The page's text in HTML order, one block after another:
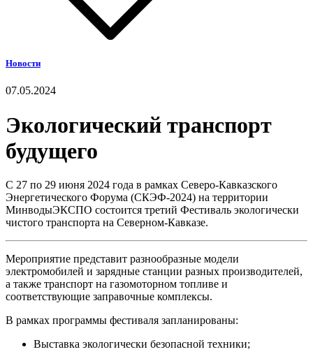
Новости
07.05.2024
Экологический транспорт
будущего
С 27 по 29 июня 2024 года в рамках Северо-Кавказского
Энергетического Форума (СКЭФ-2024) на территории
МинводыЭКСПО состоится третий Фестиваль экологически
чистого транспорта на Северном-Кавказе.
Мероприятие представит разнообразные модели
электромобилей и зарядные станции разных производителей,
а также транспорт на газомоторном топливе и
соответствующие заправочные комплексы.
В рамках программы фестиваля запланированы:
Выставка экологически безопасной техники;